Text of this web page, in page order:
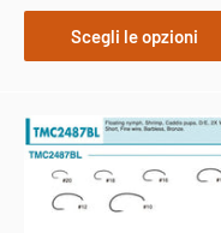
Scegli le opzioni